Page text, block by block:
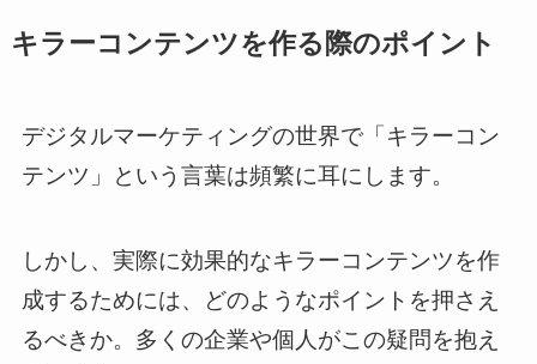
キラーコンテンツを作る際のポイント
デジタルマーケティングの世界で「キラーコン
テンツ」という言葉は頻繁に耳にします。
しかし、実際に効果的なキラーコンテンツを作
成するためには、どのようなポイントを押さえ
るべきか。多くの企業や個人がこの疑問を抱え